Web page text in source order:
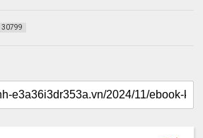
30799